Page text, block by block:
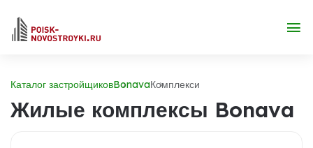
Каталог застройщиковBonavaКомплекси
Жилые комплексы Bonava